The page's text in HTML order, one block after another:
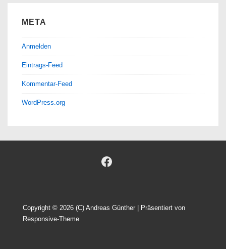
META
Anmelden
Eintrags-Feed
Kommentar-Feed
WordPress.org
Copyright © 2026 (C) Andreas Günther
| Präsentiert von
Responsive-Theme